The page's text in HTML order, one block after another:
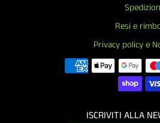
Resi e
Privacy policy e
ISCRIVITI ALLA